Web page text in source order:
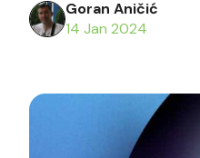
Goran Aničić
14 Jan 2024